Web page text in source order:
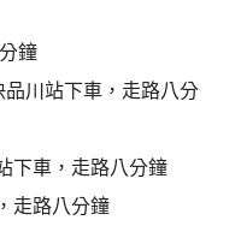
鐘
川站下車，走路八分
下車，走路八分鐘
走路八分鐘